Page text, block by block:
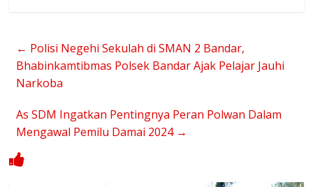
← Polisi Negehi Sekulah di SMAN 2 Bandar,
Bhabinkamtibmas Polsek Bandar Ajak Pelajar Jauhi
Narkoba
As SDM Ingatkan Pentingnya Peran Polwan Dalam
Mengawal Pemilu Damai 2024 →